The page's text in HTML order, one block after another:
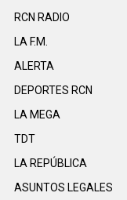
RCN RADIO
LA F.M.
ALERTA
DEPORTES RCN
LA MEGA
TDT
LA REPÚBLICA
ASUNTOS LEGALES